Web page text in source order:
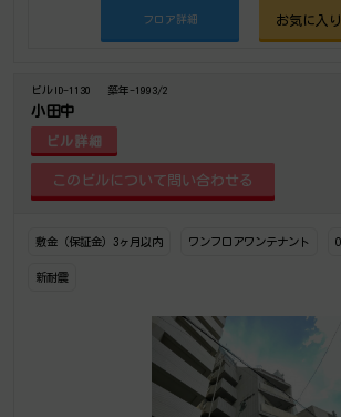
フロア詳細 お気に入
ビルID-1130 築年-1993/2
小田中
ビル詳細
敷金（保証金）3ヶ月以内 ワンフロアワンテナント
新耐震